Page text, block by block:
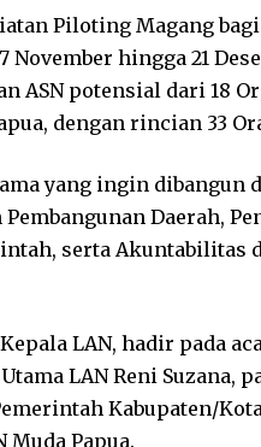
Piloting Magang
November hingga 21
ASN potensial dari 18
dengan rincian 33
yang ingin dibangun
Daerah,
serta Akuntabilitas
LAN, hadir pada
LAN Reni Suzana,
Kabupaten/
Muda Papua.